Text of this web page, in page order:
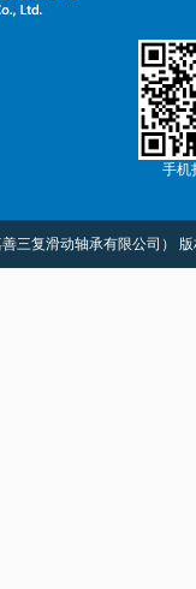
手机
三复滑动轴承有限公司）